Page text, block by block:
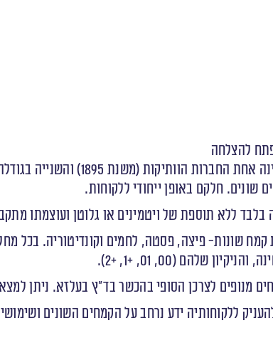
להצלחה
, הינה אחת החברות
ללא תוספת של ויטמינים או גלוטן ועוצמתו
שונות- פיצה, פסטה, לחמים וקונדיטוריה. בכל
שלהם (00, 01, +1, +2).
ללקוחותיה ידע נרחב על הקמחים השונים